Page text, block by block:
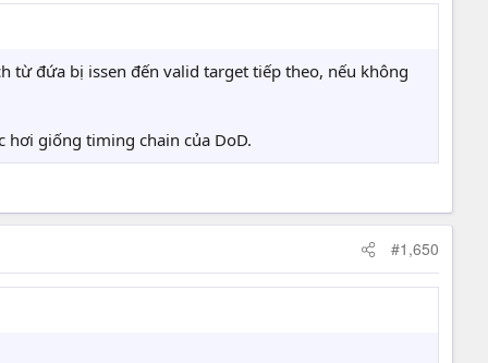
từ đứa bị issen đến valid target tiếp theo, nếu không
hơi giống timing chain của DoD.
#1,650